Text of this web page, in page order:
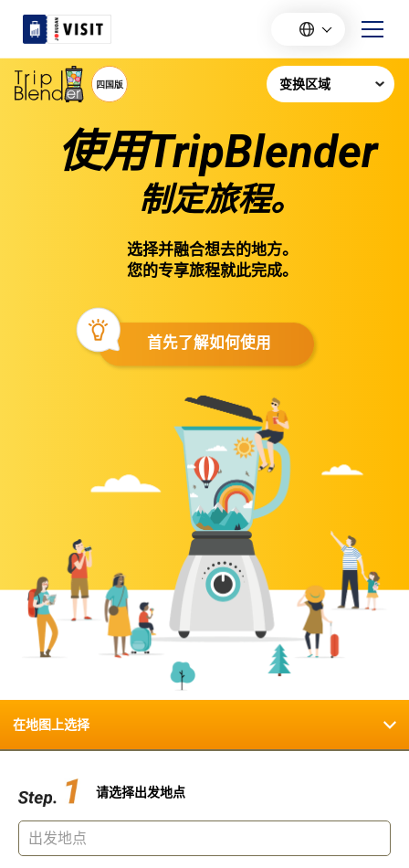
使用TripBlender
制定旅程。
选择并融合想去的地方。
您的专享旅程就此完成。
首先了解如何使用
在地图上选择
请选择出发地点